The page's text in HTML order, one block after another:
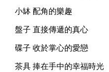
小缽 配角的樂趣
盤子 直接傳遞的真心
碟子 收於掌心的愛戀
茶具 捧在手中的幸福時光